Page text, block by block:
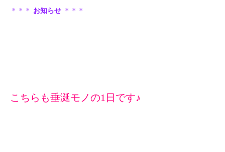
＊＊＊ お知らせ ＊＊＊
こちらも垂涎モノの1日です♪